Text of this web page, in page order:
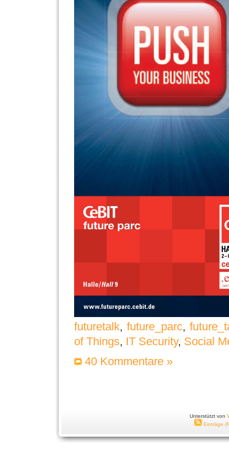
futuretalk, future_parc,
of Things, IT Security, Social
40 Kommentare »
Unterstützt von
Einträge